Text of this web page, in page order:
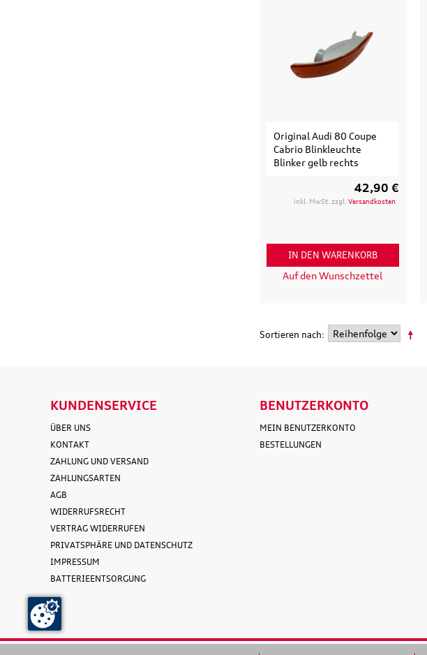
Original Audi 80 Coupe
Cabrio Blinkleuchte
Blinker gelb rechts
42,90 €
inkl. MwSt. zzgl. Versandkosten
IN DEN WARENKORB
Auf den Wunschzettel
Sortieren nach
KUNDENSERVICE
ÜBER UNS
KONTAKT
ZAHLUNG UND VERSAND
ZAHLUNGSARTEN
AGB
WIDERRUFSRECHT
VERTRAG WIDERRUFEN
PRIVATSPHÄRE UND DATENSCHUTZ
IMPRESSUM
BATTERIEENTSORGUNG
BENUTZERKONTO
MEIN BENUTZERKONTO
BESTELLUNGEN